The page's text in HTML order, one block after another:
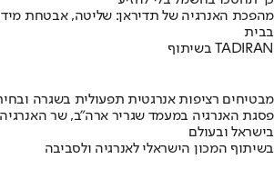
מהפכת האנרגיה של תדיראן: שליטה, אבטחת
בבית
בשיתוף TADIRAN
מבטיחים רציפות אנרגטית תפעולית בשגרה
פסגת האנרגיה במעמד שגריר ארה"ב, שר
בישראל ובעולם
בשיתוף המכון הישראלי לאנרגיה ולסביבה